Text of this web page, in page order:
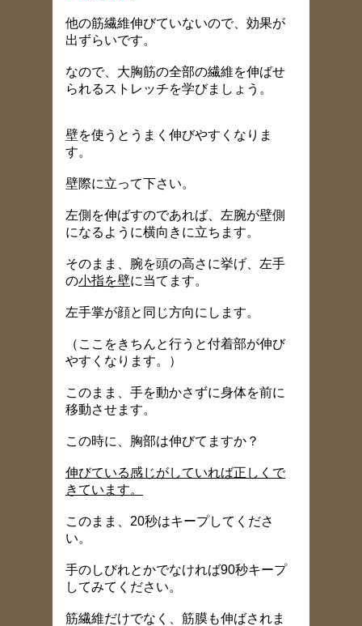
他の筋繊維伸びていないので、効果が
出ずらいです。
なので、大胸筋の全部の繊維を伸ばせ
られるストレッチを学びましょう。
壁を使うとうまく伸びやすくなりま
す。
壁際に立って下さい。
左側を伸ばすのであれば、左腕が壁側
になるように横向きに立ちます。
そのまま、腕を頭の高さに挙げ、左手
の小指を壁に当てます。
左手掌が顔と同じ方向にします。
（ここをきちんと行うと付着部が伸び
やすくなります。）
このまま、手を動かさずに身体を前に
移動させます。
この時に、胸部は伸びてますか？
伸びている感じがしていれば正しくで
きています。
このまま、20秒はキープしてくださ
い。
手のしびれとかでなければ90秒キープ
してみてください。
筋繊維だけでなく、筋膜も伸ばされま